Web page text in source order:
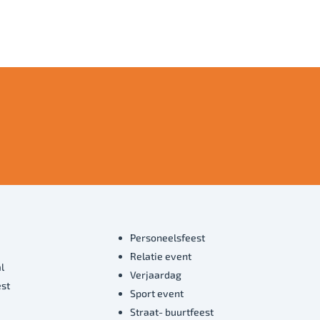
Personeelsfeest
Relatie event
Verjaardag
Sport event
Straat- buurtfeest